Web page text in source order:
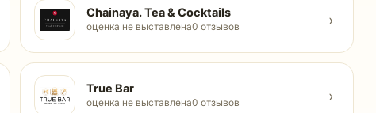
Chainaya. Tea & Cocktails
оценка не выставлена0 отзывов ›
True Bar
оценка не выставлена0 отзывов ›